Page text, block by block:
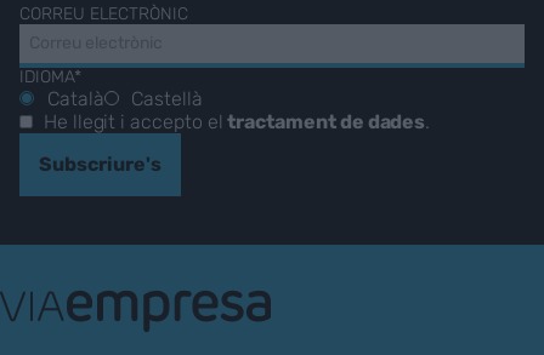
CORREU ELECTRÒNIC
IDIOMA*
Català
Castellà
He llegit i accepto eltractament de dades.
Subscriure's